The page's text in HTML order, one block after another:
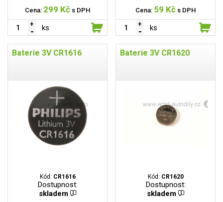
Cena: 299 Kč s DPH
ks
Cena: 59 Kč s DPH
ks
Baterie 3V CR1616
Kód: CR1616
Dostupnost:
skladem
Baterie 3V CR1620
Kód: CR1620
Dostupnost:
skladem